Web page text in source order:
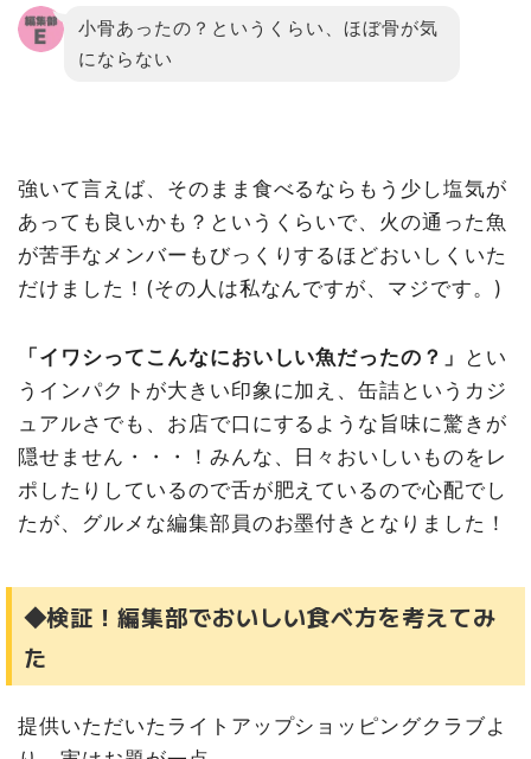
小骨あったの？というくらい、ほぼ骨が気
にならない
強いて言えば、そのまま食べるならもう少し塩気が
あっても良いかも？というくらいで、火の通った魚
が苦手なメンバーもびっくりするほどおいしくいた
だけました！(その人は私なんですが、マジです。)
「イワシってこんなにおいしい魚だったの？」
とい
うインパクトが大きい印象に加え、缶詰というカジ
ュアルさでも、お店で口にするような旨味に驚きが
隠せません・・・！みんな、日々おいしいものをレ
ポしたりしているので舌が肥えているので心配でし
たが、グルメな編集部員のお墨付きとなりました！
◆検証！編集部でおいしい食べ方を考えてみ
た
提供いただいたライトアップショッピングクラブよ